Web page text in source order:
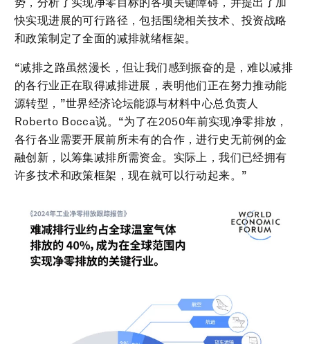
快实现进展的可行路径，包括围绕相关技术、投资战略
和政策制定了全面的减排就绪框架。
“减排之路虽然漫长，但让我们感到振奋的是，难以减排
的各行业正在取得减排进展，表明他们正在努力推动能
源转型，”世界经济论坛能源与材料中心总负责人
Roberto Bocca说。“为了在2050年前实现净零排放，
各行各业需要开展前所未有的合作，进行史无前例的金
融创新，以筹集减排所需资金。实际上，我们已经拥有
许多技术和政策框架，现在就可以行动起来。”